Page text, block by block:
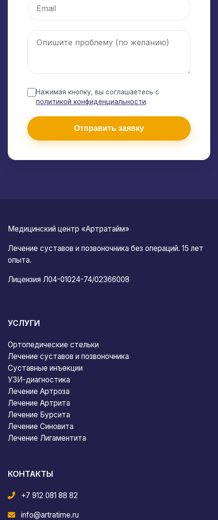
Нажимая кнопку, вы соглашаетесь с
политикой конфиденциальности.
Отправить заявку
Медицинский центр «Артратайм»
Лечение суставов и позвоночника без операций. 15 лет
опыта.
Лицензия Л04-01024-74/02366008
УСЛУГИ
Ортопедические стельки
Лечение суставов и позвоночника
Суставные инъекции
УЗИ-диагностика
Лечение Артроза
Лечение Артрита
Лечение Бурсита
Лечение Синовита
Лечение Лигаментита
КОНТАКТЫ
+7 912 081 88 82
info@artratime.ru